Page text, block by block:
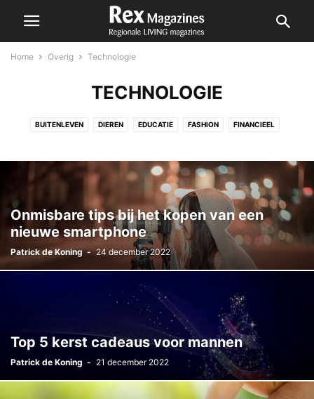
Home Overig Technologie
TECHNOLOGIE
BUITENLEVEN DIEREN EDUCATIE FASHION FINANCIEEL
TECHNOLOGIE
Onmisbare tips bij het kopen van een
nieuwe smartphone
Patrick de Koning - 24 december 2022
Top 5 kerst cadeaus voor mannen
Patrick de Koning - 21 december 2022